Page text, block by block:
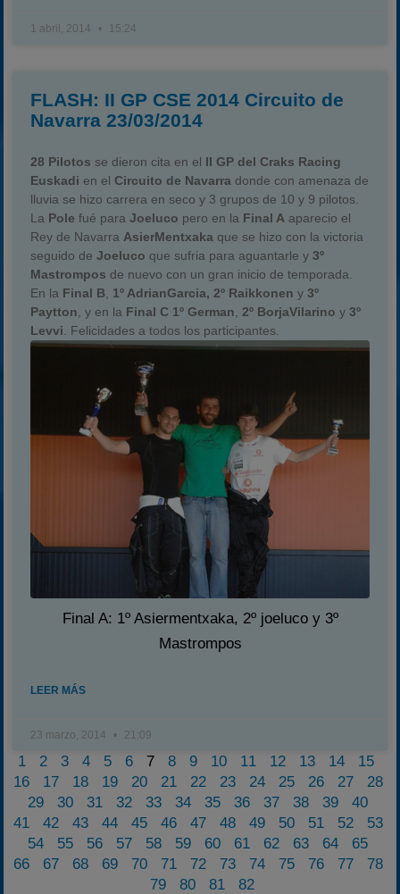
1 abril, 2014 15:24
FLASH: II GP CSE 2014 Circuito de
Navarra 23/03/2014
28 Pilotos se dieron cita en el II GP del Craks Racing
Euskadi en elCircuito de Navarra donde con amenaza de
lluvia se hizo carrera en seco y 3 grupos de 10 y 9 pilotos.
La Polefué paraJoeluco pero en la Final A aparecio el
Rey de Navarra AsierMentxaka que se hizo con la victoria
seguido deJoeluco que sufria para aguantarle y3º
Mastrompos de nuevo con un gran inicio de temporada.
En la Final B 1º AdrianGarcia, 2º Raikkonen y3º
Paytton , y en la Final C 1º German ,2º BorjaVilarino y3º
Levvi . Felicidades a todos los participantes.
Final A: 1º Asiermentxaka, 2º joeluco y 3º
Mastrompos
LEER MÁS
23 marzo, 2014 21:09
1 2 3 4 5 6 7 8 9 10 11 12 13 14
15
16
17 18 19 20 21 22 23 24 25 26 27
28
29
30 31 32 33 34 35 36 37 38 39
40
41
42 43 44 45 46 47 48 49 50 51 52
53
54
55 56 57 58 59 60 61 62 63 64
65
66
67 68 69 70 71 72 73 74 75 76 77
78
79
80 81 82